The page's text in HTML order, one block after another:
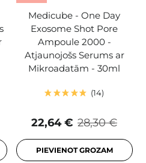
Medicube - One Day
Exosome Shot Pore
Ampoule 2000 -
Atjaunojošs Serums ar
Mikroadatām - 30ml
14
28,30 €
22,64 €
PIEVIENOT GROZAM